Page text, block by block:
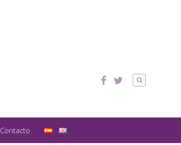
Contacto